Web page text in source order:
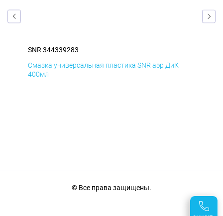
SNR 344339283
Смазка универсальная пластика SNR аэр ДиК
400мл
© Все права защищены.